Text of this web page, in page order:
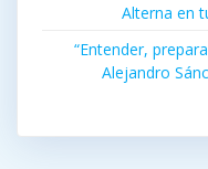
Alterna en
“Entender,
Alejandro